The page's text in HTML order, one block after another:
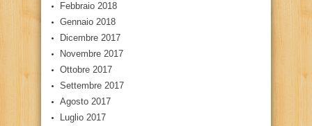
Febbraio 2018
Gennaio 2018
Dicembre 2017
Novembre 2017
Ottobre 2017
Settembre 2017
Agosto 2017
Luglio 2017